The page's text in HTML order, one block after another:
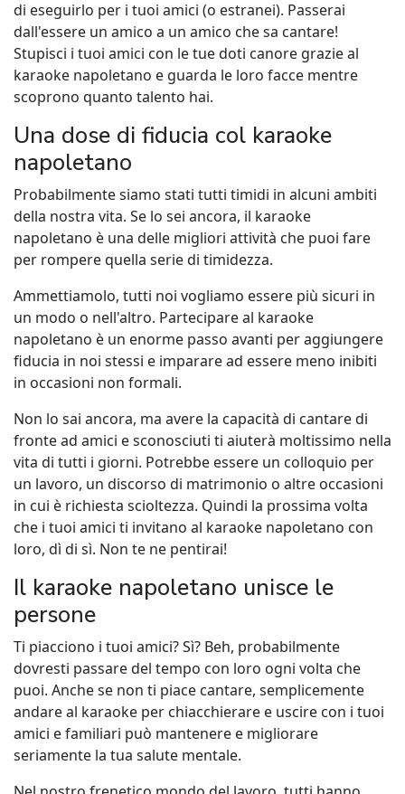
di eseguirlo per i tuoi amici (o estranei). Passerai
dall'essere un amico a un amico che sa cantare!
Stupisci i tuoi amici con le tue doti canore grazie al
karaoke napoletano e guarda le loro facce mentre
scoprono quanto talento hai.
Una dose di fiducia col karaoke
napoletano
Probabilmente siamo stati tutti timidi in alcuni ambiti
della nostra vita. Se lo sei ancora, il karaoke
napoletano è una delle migliori attività che puoi fare
per rompere quella serie di timidezza.
Ammettiamolo, tutti noi vogliamo essere più sicuri in
un modo o nell'altro. Partecipare al karaoke
napoletano è un enorme passo avanti per aggiungere
fiducia in noi stessi e imparare ad essere meno inibiti
in occasioni non formali.
Non lo sai ancora, ma avere la capacità di cantare di
fronte ad amici e sconosciuti ti aiuterà moltissimo nella
vita di tutti i giorni. Potrebbe essere un colloquio per
un lavoro, un discorso di matrimonio o altre occasioni
in cui è richiesta scioltezza. Quindi la prossima volta
che i tuoi amici ti invitano al karaoke napoletano con
loro, dì di sì. Non te ne pentirai!
Il karaoke napoletano unisce le
persone
Ti piacciono i tuoi amici? Sì? Beh, probabilmente
dovresti passare del tempo con loro ogni volta che
puoi. Anche se non ti piace cantare, semplicemente
andare al karaoke per chiacchierare e uscire con i tuoi
amici e familiari può mantenere e migliorare
seriamente la tua salute mentale.